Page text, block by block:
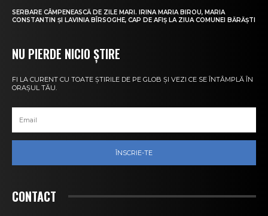
SERBARE CÂMPENEASCĂ DE ZILE MARI. IRINA MARIA BIROU, MARIA
CONSTANTIN ȘI LAVINIA BÎRSOGHE, CAP DE AFIȘ LA ZIUA COMUNEI BĂRĂȘTI
NU PIERDE NICIO ȘTIRE
FI LA CURENT CU TOATE ȘTIRILE DE PE GLOB ȘI VEZI CE SE ÎNTÂMPLĂ ÎN
ORAȘUL TĂU.
ÎNSCRIE-TE
CONTACT